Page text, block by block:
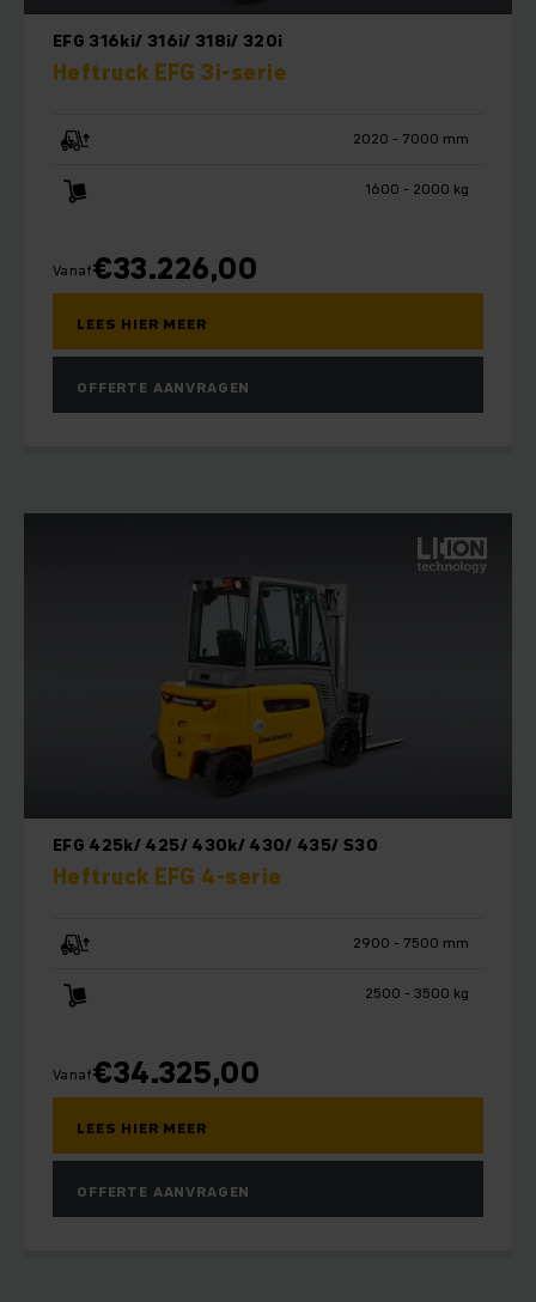
EFG 316ki/ 316i/ 318i/ 320i
Heftruck EFG 3i-serie
2020 - 7000 mm
1600 - 2000 kg
Vanaf€33.226,00
LEES HIER MEER
OFFERTE AANVRAGEN
EFG 425k/ 425/ 430k/ 430/ 435/ S30
Heftruck EFG 4-serie
2900 - 7500 mm
2500 - 3500 kg
Vanaf€34.325,00
LEES HIER MEER
OFFERTE AANVRAGEN